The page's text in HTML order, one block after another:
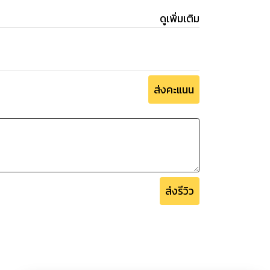
ดูเพิ่มเติม
ส่งคะแนน
ส่งรีวิว